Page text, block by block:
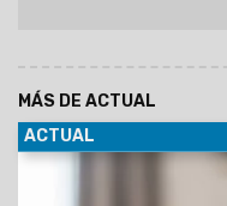
MÁS DE ACTUAL
ACTUAL
Sin
comitente para la